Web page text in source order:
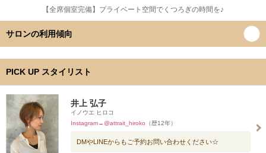
【全席個室完備】プライベート空間でくつろぎの時間を♪
サロンの利用傾向
PICK UP スタイリスト
井上 弘子
イノウエ ヒロコ
Instagram→@attrait_hiroko （歴12年）
DMやLINEからもご予約お問い合わせください☆